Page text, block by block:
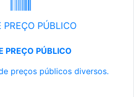
PREÇO PÚBLICO
PREÇO PÚBLICO
preços públicos diversos.